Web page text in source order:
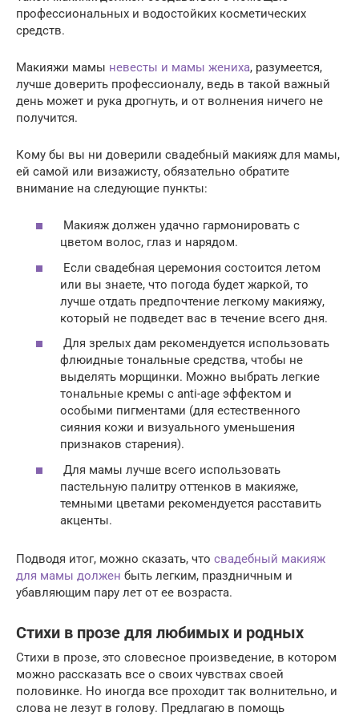
профессиональных и водостойких косметических
средств.
Макияжи мамы невесты и мамы жениха, разумеется,
лучше доверить профессионалу, ведь в такой важный
день может и рука дрогнуть, и от волнения ничего не
получится.
Кому бы вы ни доверили свадебный макияж для мамы,
ей самой или визажисту, обязательно обратите
внимание на следующие пункты:
Макияж должен удачно гармонировать с
цветом волос, глаз и нарядом.
Если свадебная церемония состоится летом
или вы знаете, что погода будет жаркой, то
лучше отдать предпочтение легкому макияжу,
который не подведет вас в течение всего дня.
Для зрелых дам рекомендуется использовать
флюидные тональные средства, чтобы не
выделять морщинки. Можно выбрать легкие
тональные кремы с anti-age эффектом и
особыми пигментами (для естественного
сияния кожи и визуального уменьшения
признаков старения).
Для мамы лучше всего использовать
пастельную палитру оттенков в макияже,
темными цветами рекомендуется расставить
акценты.
Подводя итог, можно сказать, что свадебный макияж
для мамы должен быть легким, праздничным и
убавляющим пару лет от ее возраста.
Стихи в прозе для любимых и родных
Стихи в прозе, это словесное произведение, в котором
можно рассказать все о своих чувствах своей
половинке. Но иногда все проходит так волнительно, и
слова не лезут в голову. Предлагаю в помощь